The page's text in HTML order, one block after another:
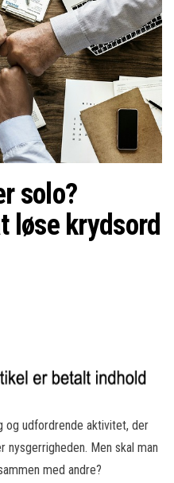
solo?
løse krydsord
og udfordrende aktivitet, der
Men skal man
med andre?